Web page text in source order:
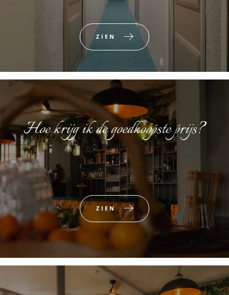
ZIEN
Hoe krijg ik de goedkoopste prijs?
ZIEN